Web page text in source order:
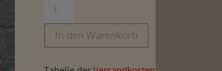
2er
Menge
In den Warenkorb